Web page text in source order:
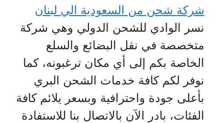
شركة شحن من السعودية الي لبنان
نسر الوادي للشحن الدولي وهي شركة
متخصصة في نقل البضائع والسلع
الخاصة بكم إلى أي مكان ترغبونه، كما
نوفر لكم كافة خدمات الشحن البري
بأعلى جودة واحترافية وبسعر يلائم كافة
الفئات، بادر الآن بالاتصال بنا للاستفادة